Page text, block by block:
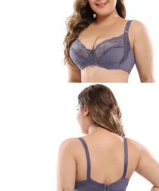
weist
mehrere
Varianten
auf.
Optionen
können
auf
Produktseite
gewählt